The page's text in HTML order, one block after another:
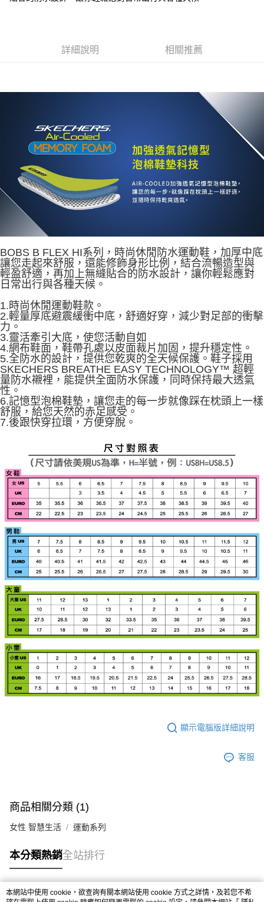
買賣價金債權讓與本公司後，依約使用本公司帳單繳交帳款。
2.基於同意付款使用「大哥付你分期」之契約關係目的，商店將以您的個人
資料（包含姓名、電話或地址）提供予台灣大哥大進項蒐集、處理及利用，
由本公司與您本人進行分期帳單所需資料之確認、核對及更正。
3.完整用戶服務條款，請詳閱以下連結：
詳細說明 相關推薦
BOBS B FLEX HI系列，時尚休閒防水運動鞋，加厚中底
讓您走起來舒服，還能修飾身形比例，結合流暢造型與
輕盈舒適，再加上無縫貼合的防水設計，讓你輕鬆應對
日常出行與各種天候。
1.時尚休閒運動鞋款。
2.輕量厚底避震緩衝中底，舒適好穿，減少對足部的衝擊
力。
3.靈活牽引大底，使您活動自如
4.網布鞋面，鞋帶孔處以皮面裁片加固，提升穩定性。
5.全防水的設計，提供您乾爽的全天候保護。鞋子採用
SKECHERS BREATHE EASY TECHNOLOGY™ 超輕
量防水襯裡，能提供全面防水保護，同時保持最大透氣
性。
6.記憶型泡棉鞋墊，讓您走的每一步就像踩在枕頭上一樣
舒服，給您天然的赤足感受。
7.後跟快穿拉環，方便穿脫。
顯示電腦版詳細說明
客服
商品相關分類 (1)
女性 智慧生活 運動系列
本分類熱銷全站排行
本網站中使用 cookie，欲查詢有關本網站使用 cookie 方式之詳情，及若您不希